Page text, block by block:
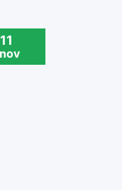
11
nov